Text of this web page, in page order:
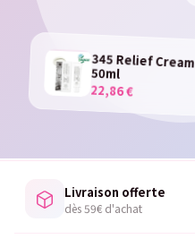
345 Relief Cream
50ml
22,86 €
Livraison offerte
dès 59€ d'achat